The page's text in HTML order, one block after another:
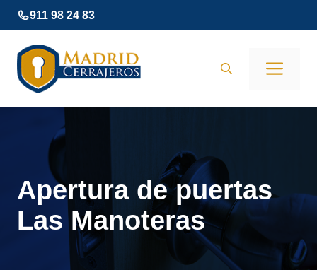
Saltar
al
contenido
911 98 24 83
Apertura de puertas
Las Manoteras